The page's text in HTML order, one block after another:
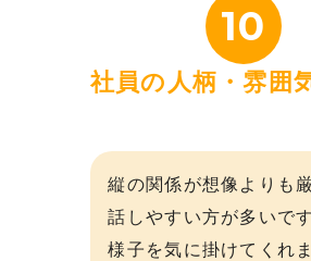
10
社員の人柄・雰囲
縦の関係が想像よりも
話しやすい方が多いで
様子を気に掛けてくれ